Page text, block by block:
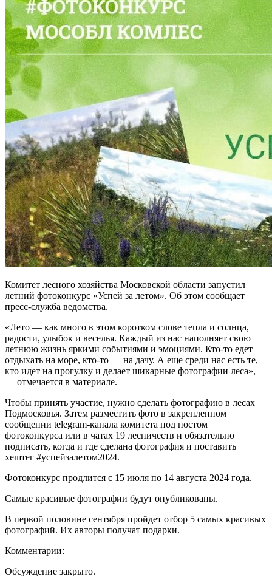
Комитет лесного хозяйства Московской области запустил
летний фотоконкурс «Успей за летом». Об этом сообщает
пресс-служба ведомства.
«Лето — как много в этом коротком слове тепла и солнца,
радости, улыбок и веселья. Каждый из нас наполняет свою
летнюю жизнь яркими событиями и эмоциями. Кто-то едет
отдыхать на море, кто-то — на дачу. А еще среди нас есть те,
кто идет на прогулку и делает шикарные фотографии леса»,
— отмечается в материале.
Чтобы принять участие, нужно сделать фотографию в лесах
Подмосковья. Затем разместить фото в закрепленном
сообщении telegram-канала комитета под постом
фотоконкурса или в чатах 19 лесничеств и обязательно
подписать, когда и где сделана фотография и поставить
хештег #успейзалетом2024.
Фотоконкурс продлится с 15 июля по 14 августа 2024 года.
Самые красивые фотографии будут опубликованы.
В первой половине сентября пройдет отбор 5 самых красивых
фотографий. Их авторы получат подарки.
Комментарии:
Обсуждение закрыто.